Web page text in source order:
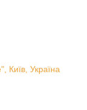
Київ, Україна